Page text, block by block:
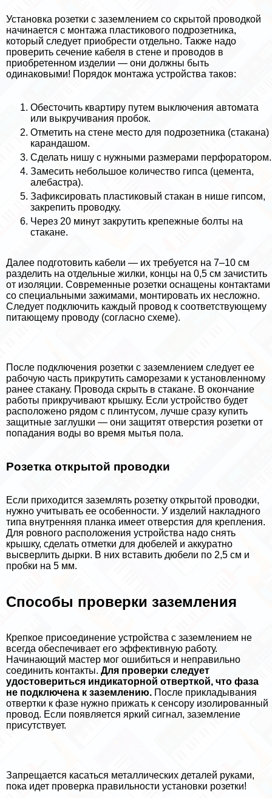
Установка розетки с заземлением со скрытой проводкой
начинается с монтажа пластикового подрозетника,
который следует приобрести отдельно. Также надо
проверить сечение кабеля в стене и проводов в
приобретенном изделии — они должны быть
одинаковыми! Порядок монтажа устройства таков:
Обесточить квартиру путем выключения автомата
или выкручивания пробок.
Отметить на стене место для подрозетника (стакана)
карандашом.
Сделать нишу с нужными размерами перфоратором.
Замесить небольшое количество гипса (цемента,
алебастра).
Зафиксировать пластиковый стакан в нише гипсом,
закрепить проводку.
Через 20 минут закрутить крепежные болты на
стакане.
Далее подготовить кабели — их требуется на 7–10 см
разделить на отдельные жилки, концы на 0,5 см зачистить
от изоляции. Современные розетки оснащены контактами
со специальными зажимами, монтировать их несложно.
Следует подключить каждый провод к соответствующему
питающему проводу (согласно схеме).
После подключения розетки с заземлением следует ее
рабочую часть прикрутить саморезами к установленному
ранее стакану. Провода скрыть в стакане. В окончание
работы прикручивают крышку. Если устройство будет
расположено рядом с плинтусом, лучше сразу купить
защитные заглушки — они защитят отверстия розетки от
попадания воды во время мытья пола.
Розетка открытой проводки
Если приходится заземлять розетку открытой проводки,
нужно учитывать ее особенности. У изделий накладного
типа внутренняя планка имеет отверстия для крепления.
Для ровного расположения устройства надо снять
крышку, сделать отметки для дюбелей и аккуратно
высверлить дырки. В них вставить дюбели по 2,5 см и
пробки на 5 мм.
Способы проверки заземления
Крепкое присоединение устройства с заземлением не
всегда обеспечивает его эффективную работу.
Начинающий мастер мог ошибиться и неправильно
соединить контакты. Для проверки следует
удостовериться индикаторной отверткой, что фаза
не подключена к заземлению. После прикладывания
отвертки к фазе нужно прижать к сенсору изолированный
провод. Если появляется яркий сигнал, заземление
присутствует.
Запрещается касаться металлических деталей руками,
пока идет проверка правильности установки розетки!